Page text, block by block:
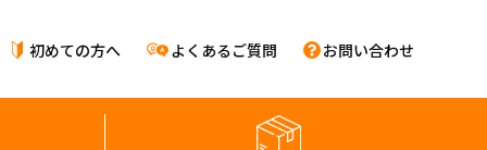
初めての方へ よくあるご質問 お問い合わせ